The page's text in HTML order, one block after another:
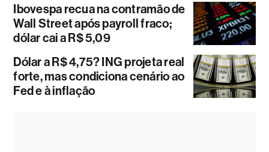
Ibovespa recua na contramão de
Wall Street após payroll fraco;
dólar cai a R$ 5,09
Dólar a R$ 4,75? ING projeta real
forte, mas condiciona cenário ao
Fed e à inflação